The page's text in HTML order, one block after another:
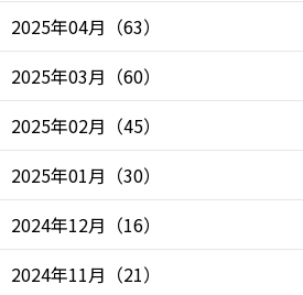
2025年04月 （63）
2025年03月 （60）
2025年02月 （45）
2025年01月 （30）
2024年12月 （16）
2024年11月 （21）